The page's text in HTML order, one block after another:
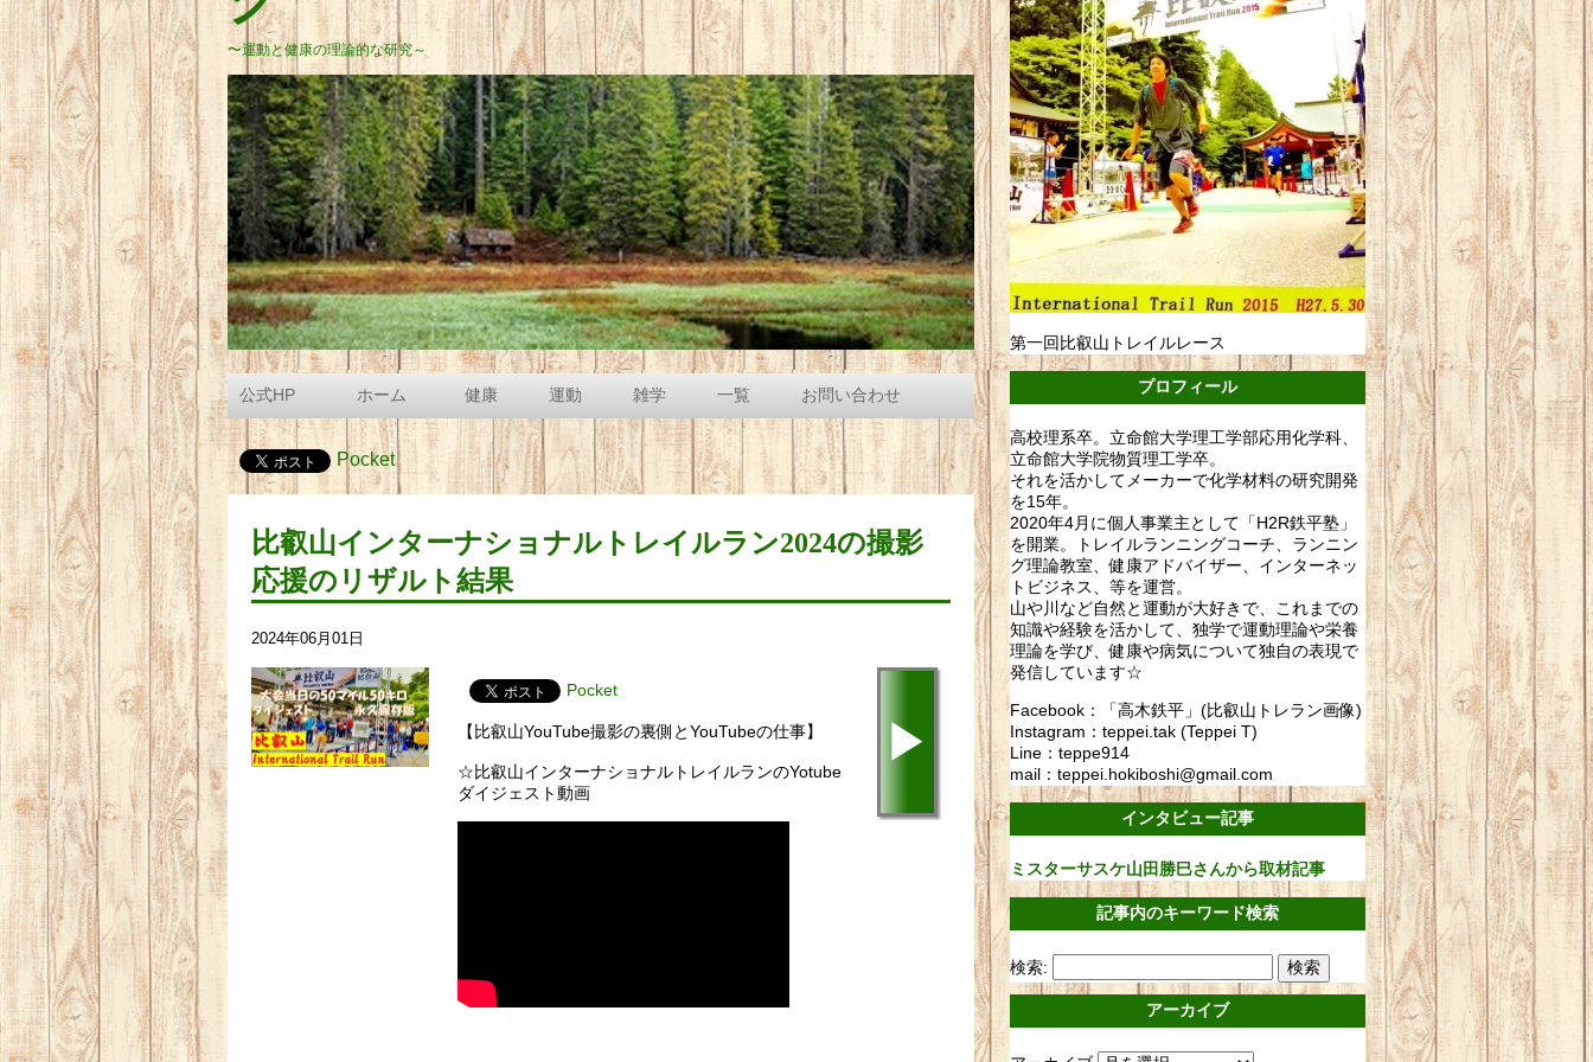
〜運動と健康の理論的な研究～
公式HP ホーム 健康 運動 雑学 一覧 お問い合わせ
Pocket
比叡山インターナショナルトレイルラン2024の撮影
応援のリザルト結果
2024年06月01日
Pocket
【比叡山YouTube撮影の裏側とYouTubeの仕事】
☆比叡山インターナショナルトレイルランのYotube
ダイジェスト動画
▶
第一回比叡山トレイルレース
プロフィール
高校理系卒。立命館大学理工学部応用化学科、
立命館大学院物質理工学卒。
それを活かしてメーカーで化学材料の研究開発
を15年。
2020年4月に個人事業主として「H2R鉄平塾」
を開業。トレイルランニングコーチ、ランニン
グ理論教室、健康アドバイザー、インターネッ
トビジネス、等を運営。
山や川など自然と運動が大好きで、これまでの
知識や経験を活かして、独学で運動理論や栄養
理論を学び、健康や病気について独自の表現で
発信しています☆
Facebook：「高木鉄平」(比叡山トレラン画像)
Instagram：teppei.tak (Teppei T)
Line：teppe914
mail：teppei.hokiboshi@gmail.com
インタビュー記事
ミスターサスケ山田勝巳さんから取材記事
記事内のキーワード検索
検索:
アーカイブ